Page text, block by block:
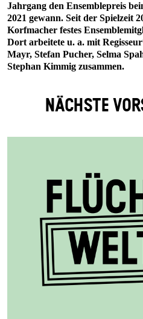
Jahrgang den Ensemblepreis
2021 gewann. Seit der Spielzeit
Korfmacher festes
Dort arbeitete u. a. mit
Mayr, Stefan Pucher, Selma
Stephan Kimmig zusammen.
NÄCHSTE